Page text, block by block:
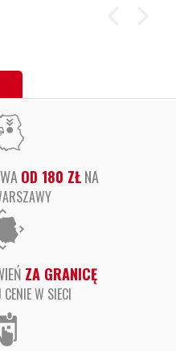
OD 180 ZŁNA
ZA GRANICĘ
W SIECI